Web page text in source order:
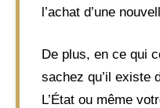
l’achat d’une
De plus, en ce qui
sachez qu’il existe
L’État ou même